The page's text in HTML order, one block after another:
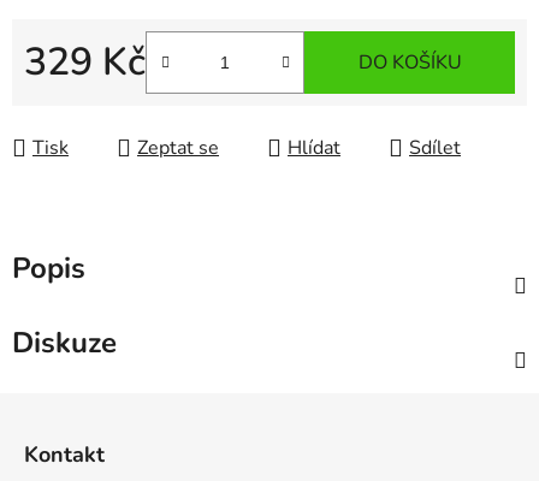
329 Kč DO KOŠÍKU
Tisk Zeptat se Hlídat Sdílet
Popis
Diskuze
Kontakt